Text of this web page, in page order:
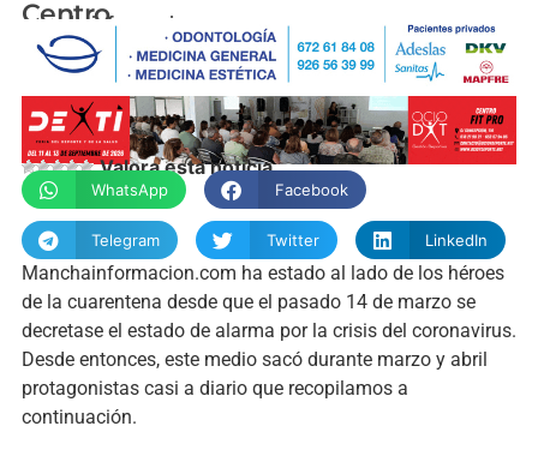
Centro
manchainformacion.com
Valora esta noticia
WhatsApp Facebook
Telegram Twitter LinkedIn
Manchainformacion.com ha estado al lado de los héroes
de la cuarentena desde que el pasado 14 de marzo se
decretase el estado de alarma por la crisis del coronavirus.
Desde entonces, este medio sacó durante marzo y abril
protagonistas casi a diario que recopilamos a
continuación.